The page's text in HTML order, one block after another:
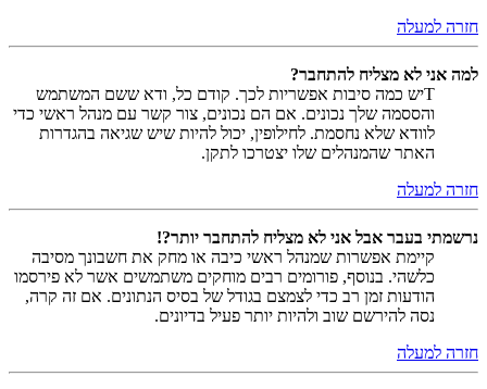
חזרה למעלה
למה אני לא מצליח להתחבר?
Tיש כמה סיבות אפשריות לכך. קודם כל, ודא ששם המשתמש
והססמה שלך נכונים. אם הם נכונים, צור קשר עם מנהל ראשי כדי
לוודא שלא נחסמת. לחילופין, יכול להיות שיש שגיאה בהגדרות
האתר שהמנהלים שלו יצטרכו לתקן.
חזרה למעלה
נרשמתי בעבר אבל אני לא מצליח להתחבר יותר?!
קיימת אפשרות שמנהל ראשי כיבה או מחק את חשבונך מסיבה
כלשהי. בנוסף, פורומים רבים מוחקים משתמשים אשר לא פירסמו
הודעות זמן רב כדי לצמצם בגודל של בסיס הנתונים. אם זה קרה,
נסה להירשם שוב ולהיות יותר פעיל בדיונים.
חזרה למעלה